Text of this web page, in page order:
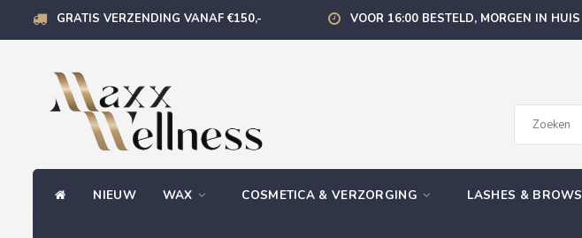
GRATIS VERZENDING VANAF €150,- VOOR 16:00 BESTELD, MORGEN IN HUIS
NIEUW WAX COSMETICA & VERZORGING LASHES & BROWS